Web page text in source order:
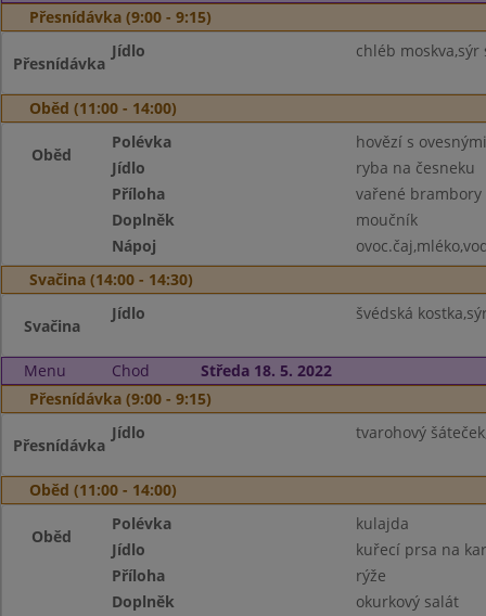
Přesnídávka (9:00 - 9:15)
Přesnídávka
Jídlo chléb moskva,sýr
Oběd (11:00 - 14:00)
Oběd
Polévka
hovězí s
Jídlo
ryba na česneku
Příloha
vařené brambory
Doplněk
moučník
Nápoj
Svačina (14:00 - 14:30)
Svačina
Jídlo švédská
Menu Chod
Středa 18. 5. 2022
Přesnídávka (9:00 - 9:15)
Přesnídávka
Jídlo tvarohový
Oběd (11:00 - 14:00)
Oběd
Polévka
kulajda
Jídlo
kuřecí prsa na
Příloha
rýže
Doplněk
okurkový salát